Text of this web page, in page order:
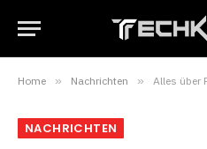
Home » Nachrichten » Alles über
NACHRICHTEN